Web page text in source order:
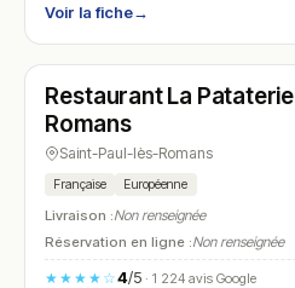
Voir la fiche→
N° 10
Restaurant La
Romans
Saint-Paul-lès-Romans
Française Européenne
Livraison :Non renseignée
Réservation en ligne :Non renseignée
★★★★☆4/5· 1 224 avis Google